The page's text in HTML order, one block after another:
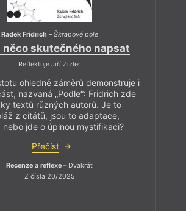
Radek Fridrich –Škrapové pole
něco skutečného napsat
Reflektuje Jiří Zizler
ohledně záměrů demonstruje i
nazvaná „Podle“: Fridrich zde
textů různých autorů. Je to
z citátů, jsou to adaptace,
jde o úplnou mystifikaci?
Přečíst
Recenze a reflexe – Dvakrát
Z čísla 20/2025